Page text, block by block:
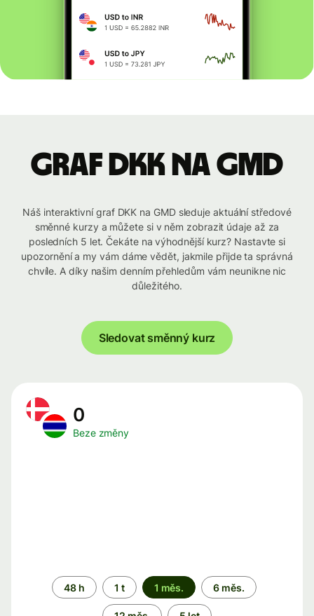
graf DKK na GMD
Náš interaktivní graf DKK na GMD sleduje aktuální středové
směnné kurzy a můžete si v něm zobrazit údaje až za
posledních 5 let. Čekáte na výhodnější kurz? Nastavte si
upozornění a my vám dáme vědět, jakmile přijde ta správná
chvíle. A díky našim denním přehledům vám neunikne nic
důležitého.
Sledovat směnný kurz
0
Beze změny
Časové
období
48 h 1 t 1 měs. 6 měs.